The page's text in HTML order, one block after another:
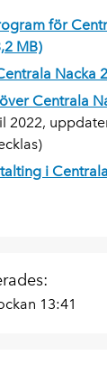
för
MB)
Nacka
Centrala
2022,
i
13:41